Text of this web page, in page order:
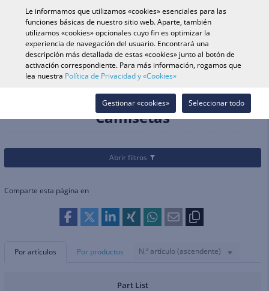
Búsqueda de vehículo
Buscar en tienda
Categorías Cascos & Equipamiento
Equipamiento Piloto Offroad
Camisetas
Camisetas
Abrir filtros
Comparte esta página en
Por artículos Por productos N.º artículo (ascendente)
Part List
Le informamos que utilizamos «cookies» esenciales para las
funciones básicas de nuestro sitio web. Aparte, también
utilizamos «cookies» opcionales cuyo fin es optimizar la
experiencia de navegación del usuario. Encontrará una
descripción más detallada de estas «cookies» junto al botón de
activación correspondiente. Para más información, rogamos que
lea nuestra Política de Privacidad y «Cookies»
Seleccionar todo
Gestionar «cookies»